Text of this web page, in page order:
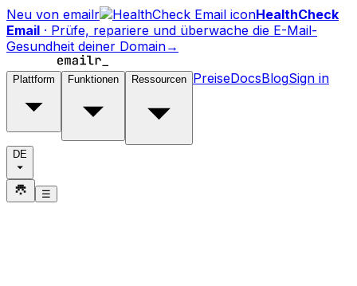
Neu von emailr
HealthCheck
Email · Prüfe, repariere und überwache die E-Mail-
Gesundheit deiner Domain→
Plattform Funktionen Ressourcen PreiseDocsBlogSign in
DE
☰